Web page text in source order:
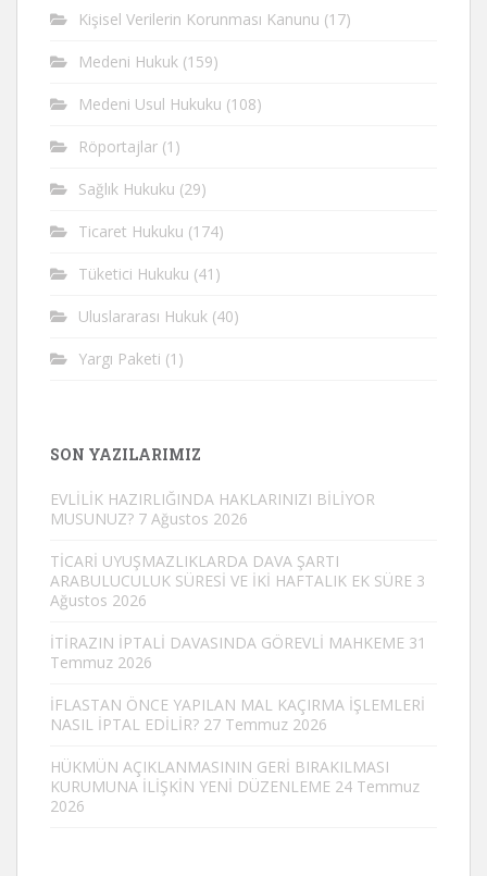
Kişisel Verilerin Korunması Kanunu (17)
Medeni Hukuk (159)
Medeni Usul Hukuku (108)
Röportajlar (1)
Sağlık Hukuku (29)
Ticaret Hukuku (174)
Tüketici Hukuku (41)
Uluslararası Hukuk (40)
Yargı Paketi (1)
SON YAZILARIMIZ
EVLİLİK HAZIRLIĞINDA HAKLARINIZI BİLİYOR
MUSUNUZ? 7 Ağustos 2026
TİCARİ UYUŞMAZLIKLARDA DAVA ŞARTI
ARABULUCULUK SÜRESİ VE İKİ HAFTALIK EK SÜRE 3
Ağustos 2026
İTİRAZIN İPTALİ DAVASINDA GÖREVLİ MAHKEME 31
Temmuz 2026
İFLASTAN ÖNCE YAPILAN MAL KAÇIRMA İŞLEMLERİ
NASIL İPTAL EDİLİR? 27 Temmuz 2026
HÜKMÜN AÇIKLANMASININ GERİ BIRAKILMASI
KURUMUNA İLİŞKİN YENİ DÜZENLEME 24 Temmuz
2026